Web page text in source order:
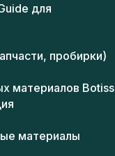
для
пробирки)
материалов Botiss
материалы